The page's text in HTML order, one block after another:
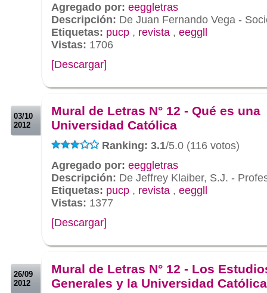
Agregado por: eeggletras
Descripción: De Juan Fernando Vega -
Etiquetas: pucp , revista , eeggll
Vistas: 1706
[Descargar]
03/10
2012
Mural de Letras N° 12 - Qué es una
Universidad Católica
Ranking: 3.1/5.0 (116 votos)
Agregado por: eeggletras
Descripción: De Jeffrey Klaiber, S.J. -
Etiquetas: pucp , revista , eeggll
Vistas: 1377
[Descargar]
26/09
2012
Mural de Letras N° 12 - Los
Generales y la Universidad Católica